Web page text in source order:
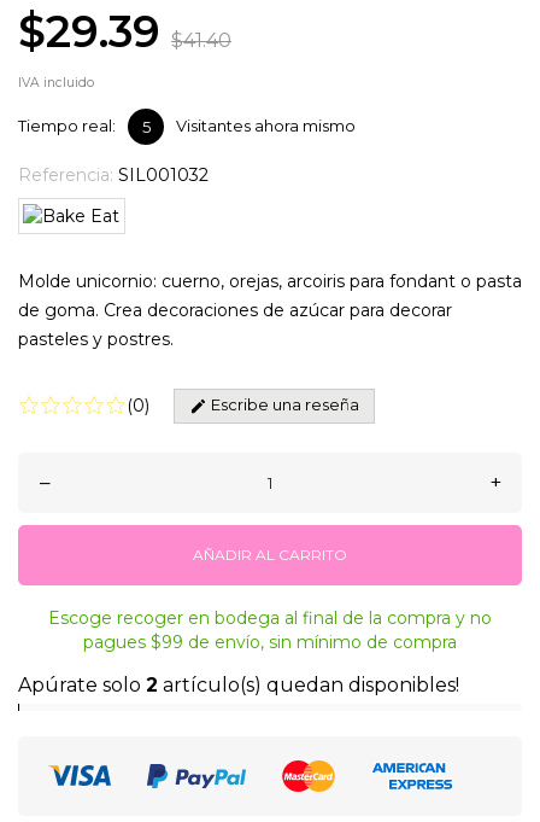
$29.39 $41.40
IVA incluido
Tiempo real: 5 Visitantes ahora mismo
Referencia: SIL001032
Molde unicornio: cuerno, orejas, arcoiris para fondant o pasta
de goma. Crea decoraciones de azúcar para decorar
pasteles y postres.
(0) Escribe una reseña
– +
AÑADIR AL CARRITO
Escoge recoger en bodega al final de la compra y no
pagues $99 de envío, sin mínimo de compra
Apúrate solo 2 artículo(s) quedan disponibles!